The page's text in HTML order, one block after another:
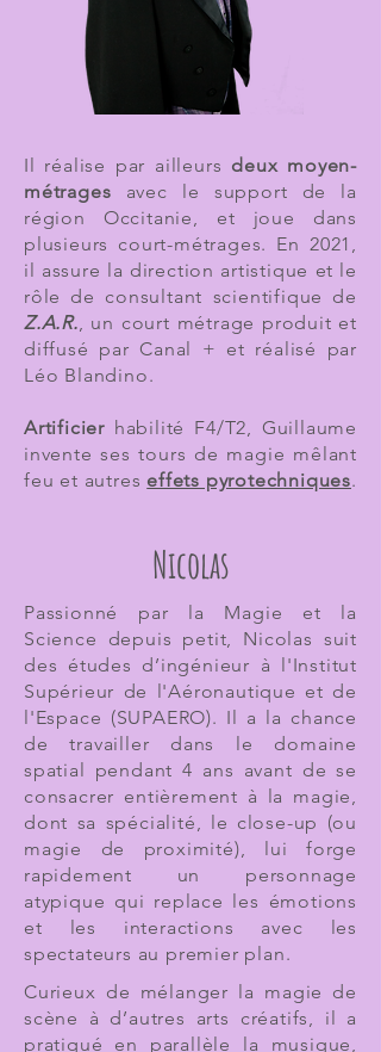
​Il réalise par ailleurs deux moyen-
métrages avec le support de la
région Occitanie, et joue dans
plusieurs court-métrages. En 2021,
il assure la direction artistique et le
rôle de consultant scientifique de
Z.A.R., un court métrage produit et
diffusé par Canal + et réalisé par
Léo Blandino.
Artificier habilité F4/T2, Guillaume
invente ses tours de magie mêlant
feu et autres effets pyrotechniques.
Nicolas
Passionné par la Magie et la
Science depuis petit, Nicolas suit
des études d’ingénieur à l'Institut
Supérieur de l'Aéronautique et de
l'Espace (SUPAERO). Il a la chance
de travailler dans le domaine
spatial pendant 4 ans avant de se
consacrer entièrement à la magie,
dont sa spécialité, le close-up (ou
magie de proximité), lui forge
rapidement un personnage
atypique qui replace les émotions
et les interactions avec les
spectateurs au premier plan.
Curieux de mélanger la magie de
scène à d’autres arts créatifs, il a
pratiqué en parallèle la musique,